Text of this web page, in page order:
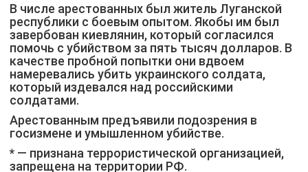
В числе арестованных был житель Луганской
республики с боевым опытом. Якобы им был
завербован киевлянин, который согласился
помочь с убийством за пять тысяч долларов. В
качестве пробной попытки они вдвоем
намеревались убить украинского солдата,
который издевался над российскими
солдатами.
Арестованным предъявили подозрения в
госизмене и умышленном убийстве.
* — признана террористической организацией,
запрещена на территории РФ.